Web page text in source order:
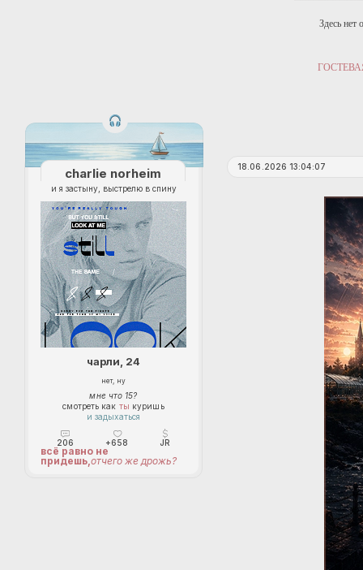
Здесь нет
18.06.2026 13:04:07
charlie norheim
и я застыну, выстрелю в спину
чарли, 24
нет, ну
мне что 15?
смотреть как ты куришь
и задыхаться
206 +658 JR
всё равно не
придешь,отчего же дрожь?